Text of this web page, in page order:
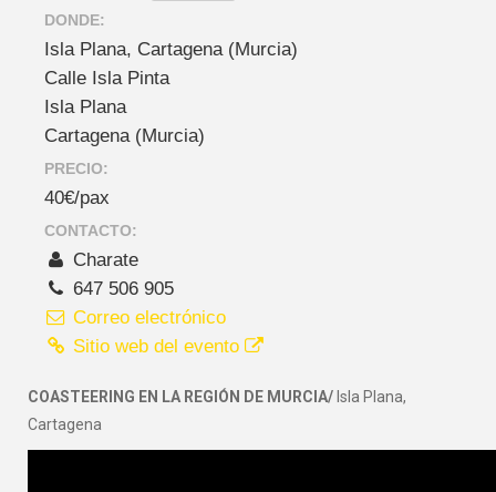
DONDE:
Isla Plana, Cartagena (Murcia)
Calle Isla Pinta
Isla Plana
Cartagena (Murcia)
PRECIO:
40€/pax
CONTACTO:
Charate
647 506 905
Correo electrónico
Sitio web del evento
COASTEERING EN LA REGIÓN DE MURCIA/ Isla Plana,
Cartagena